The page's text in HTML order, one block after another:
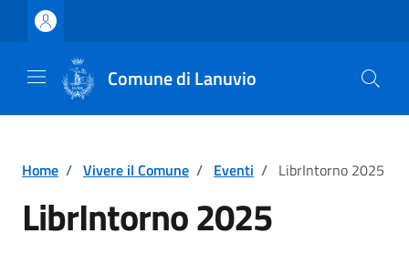
Vai ai contenuti
Vai al footer
Comune di Lanuvio
Home / Vivere il Comune / Eventi / LibrIntorno 2025
LibrIntorno 2025